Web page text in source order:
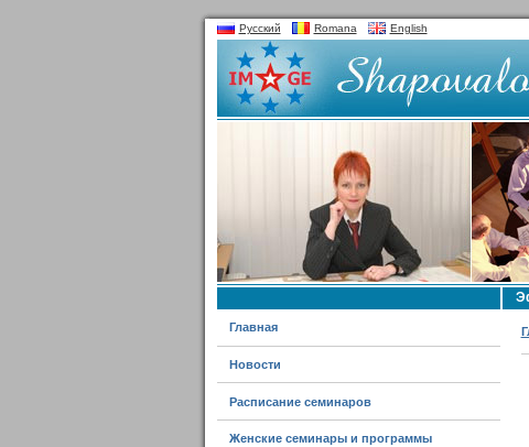
Русский Romana English
Главная
Новости
Расписание семинаров
Женские семинары и программы